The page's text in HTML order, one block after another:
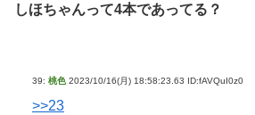
しほちゃんって4本であってる？
39: 桃色 2023/10/16(月) 18:58:23.63 ID:fAVQuI0z0
>>23